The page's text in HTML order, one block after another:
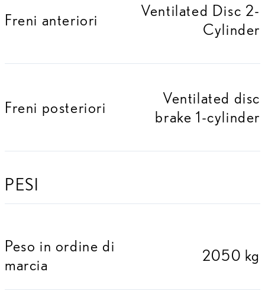
Freni anteriori
Ventilated Disc 2-
Cylinder
Freni posteriori
Ventilated disc
brake 1-cylinder
PESI
Peso in ordine di
marcia
2050 kg